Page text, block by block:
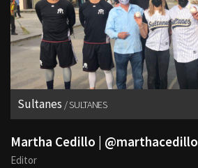
Sultanes SULTANES
Martha Cedillo | @marthacedillo
Editor